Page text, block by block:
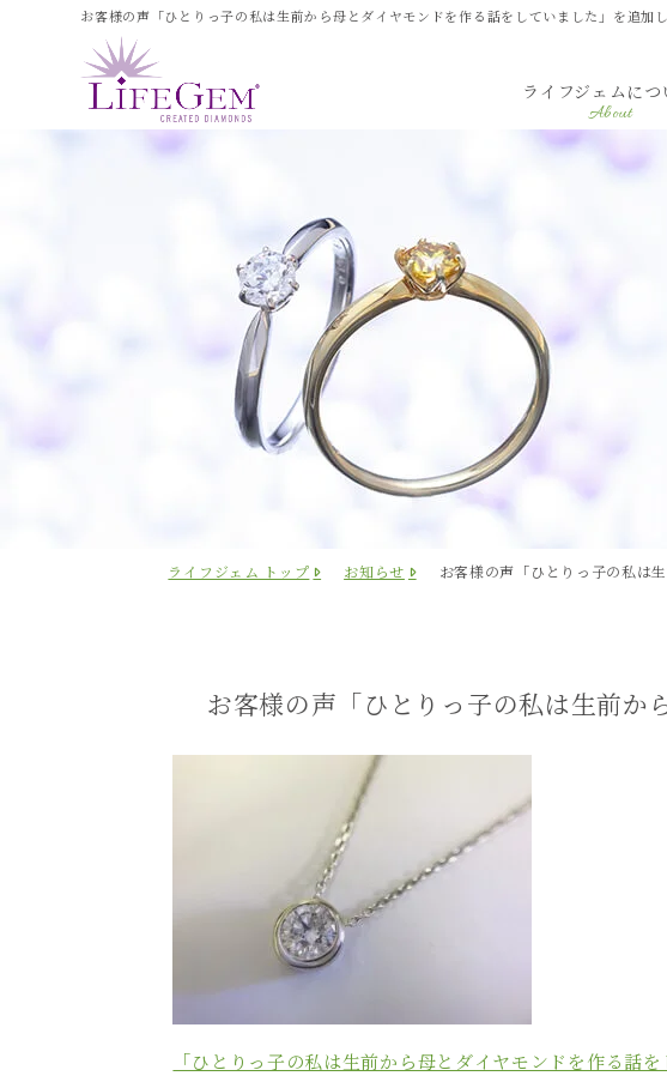
お客様の声「ひとりっ子の私は生前から母とダイヤモンドを作る話をしていました」を追
ライフジェムにつ
About
ライフジェム トップ お知らせ お客様の声「ひとりっ子の私は
お客様の声「ひとりっ子の私は生前か
「ひとりっ子の私は生前から母とダイヤモンドを作る話を